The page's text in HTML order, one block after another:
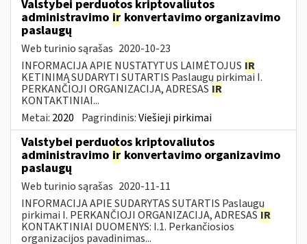
Valstybei perduotos kriptovaliutos
administravimo ir konvertavimo organizavimo
paslaugų
Web turinio sąrašas 2020-10-23
INFORMACIJA APIE NUSTATYTUS LAIMĖTOJUS IR
KETINIMĄ SUDARYTI SUTARTIS Paslaugų pirkimai I.
PERKANČIOJI ORGANIZACIJA, ADRESAS IR
KONTAKTINIAI...
Metai: 2020 Pagrindinis:Viešieji pirkimai
Valstybei perduotos kriptovaliutos
administravimo ir konvertavimo organizavimo
paslaugų
Web turinio sąrašas 2020-11-11
INFORMACIJA APIE SUDARYTAS SUTARTIS Paslaugų
pirkimai I. PERKANČIOJI ORGANIZACIJA, ADRESAS IR
KONTAKTINIAI DUOMENYS: I.1. Perkančiosios
organizacijos pavadinimas...